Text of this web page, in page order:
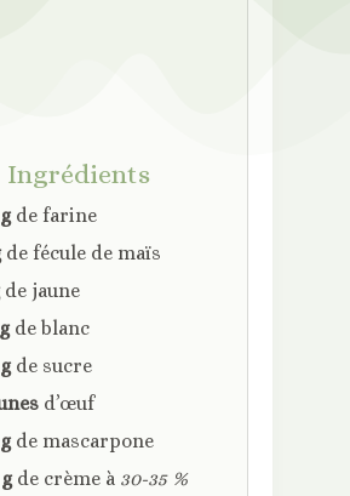
Ingrédients
de farine
de fécule de maïs
de jaune
de blanc
de sucre
d’œuf
de mascarpone
de crème à 30-35 %